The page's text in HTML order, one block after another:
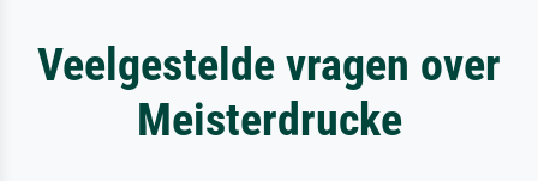
Veelgestelde vragen over
Meisterdrucke